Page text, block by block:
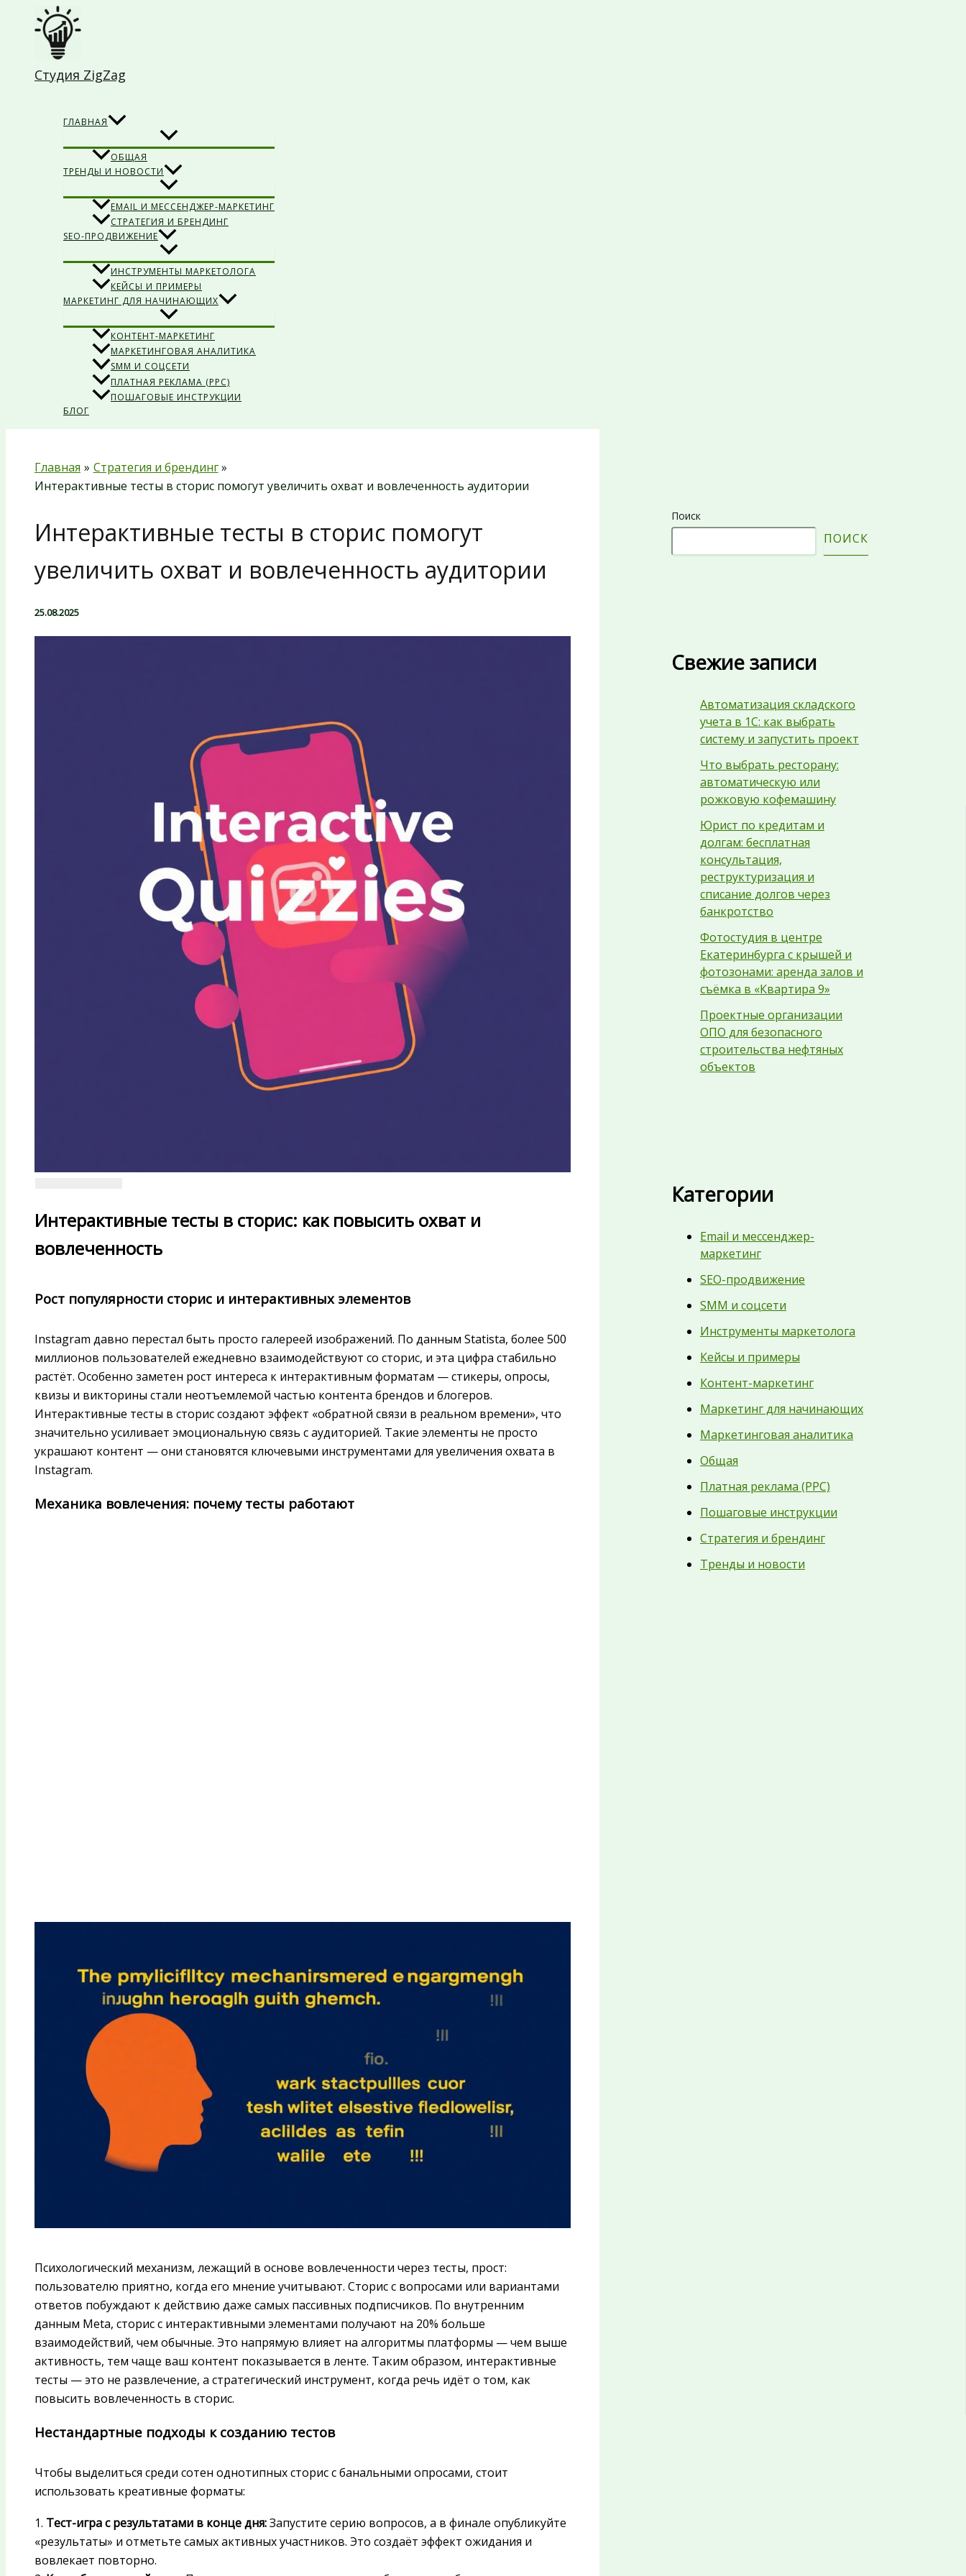
Перейти
содержимому
Студия ZigZag
ГЛАВНАЯ
ОБЩАЯ
ТРЕНДЫ И НОВОСТИ
EMAIL И МЕССЕНДЖЕР-МАРКЕТИНГ
СТРАТЕГИЯ И БРЕНДИНГ
SEO-ПРОДВИЖЕНИЕ
ИНСТРУМЕНТЫ МАРКЕТОЛОГА
КЕЙСЫ И ПРИМЕРЫ
МАРКЕТИНГ ДЛЯ НАЧИНАЮЩИХ
КОНТЕНТ-МАРКЕТИНГ
МАРКЕТИНГОВАЯ АНАЛИТИКА
SMM И СОЦСЕТИ
ПЛАТНАЯ РЕКЛАМА (PPC)
ПОШАГОВЫЕ ИНСТРУКЦИИ
БЛОГ
Главная
Стратегия и брендинг
Интерактивные тесты в сторис помогут увеличить охват и вовлеченность аудитории
Интерактивные тесты в сторис помогут
увеличить охват и вовлеченность аудитории
25.08.2025
Интерактивные тесты в сторис: как повысить охват и
вовлеченность
Рост популярности сторис и интерактивных элементов
Instagram давно перестал быть просто галереей изображений. По данным Statista, более 500
миллионов пользователей ежедневно взаимодействуют со сторис, и эта цифра стабильно
растёт. Особенно заметен рост интереса к интерактивным форматам — стикеры, опросы,
квизы и викторины стали неотъемлемой частью контента брендов и блогеров.
Интерактивные тесты в сторис создают эффект «обратной связи в реальном времени», что
значительно усиливает эмоциональную связь с аудиторией. Такие элементы не просто
украшают контент — они становятся ключевыми инструментами для увеличения охвата в
Instagram.
Механика вовлечения: почему тесты работают
Психологический механизм, лежащий в основе вовлеченности через тесты, прост:
пользователю приятно, когда его мнение учитывают. Сторис с вопросами или вариантами
ответов побуждают к действию даже самых пассивных подписчиков. По внутренним
данным Meta, сторис с интерактивными элементами получают на 20% больше
взаимодействий, чем обычные. Это напрямую влияет на алгоритмы платформы — чем выше
активность, тем чаще ваш контент показывается в ленте. Таким образом, интерактивные
тесты — это не развлечение, а стратегический инструмент, когда речь идёт о том, как
повысить вовлеченность в сторис.
Нестандартные подходы к созданию тестов
Чтобы выделиться среди сотен однотипных сторис с банальными опросами, стоит
использовать креативные форматы:
1. Тест-игра с результатами в конце дня:Запустите серию вопросов, а в финале опубликуйте
«результаты» и отметьте самых активных участников. Это создаёт эффект ожидания и
вовлекает повторно.
Поиск
ПОИСК
Свежие записи
Автоматизация складского
учета в 1С: как выбрать
систему и запустить проект
Что выбрать ресторану:
автоматическую или
рожковую кофемашину
Юрист по кредитам и
долгам: бесплатная
консультация,
реструктуризация и
списание долгов через
банкротство
Фотостудия в центре
Екатеринбурга с крышей и
фотозонами: аренда залов и
съёмка в «Квартира 9»
Проектные организации
ОПО для безопасного
строительства нефтяных
объектов
Категории
Email и мессенджер-
маркетинг
SEO-продвижение
SMM и соцсети
Инструменты маркетолога
Кейсы и примеры
Контент-маркетинг
Маркетинг для начинающих
Маркетинговая аналитика
Общая
Платная реклама (PPC)
Пошаговые инструкции
Стратегия и брендинг
Тренды и новости